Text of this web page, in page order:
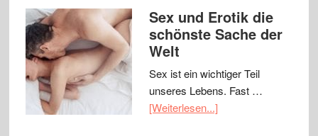
Sex und Erotik die
schönste Sache der
Welt
Sex ist ein wichtiger Teil
unseres Lebens. Fast …
[Weiterlesen...]